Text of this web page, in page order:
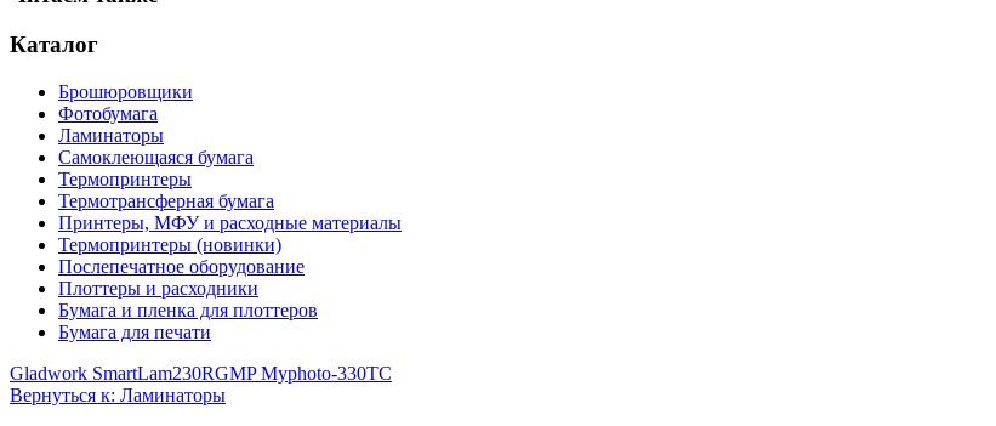
Каталог
Брошюровщики
Фотобумага
Ламинаторы
Самоклеющаяся бумага
Термопринтеры
Термотрансферная бумага
Принтеры, МФУ и расходные материалы
Термопринтеры (новинки)
Послепечатное оборудование
Плоттеры и расходники
Бумага и пленка для плоттеров
Бумага для печати
Gladwork SmartLam230RGMP Myphoto-330TC
Вернуться к: Ламинаторы